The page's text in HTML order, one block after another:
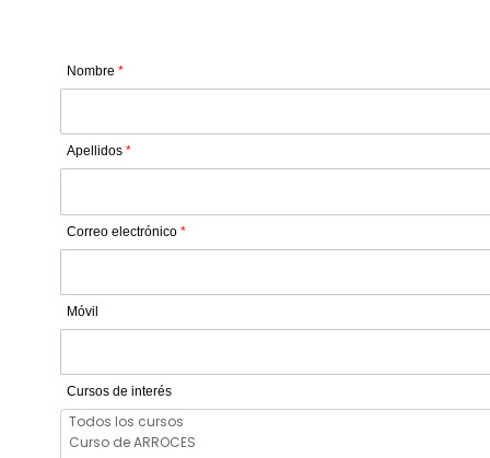
Nombre *
Apellidos *
Correo electrónico *
Móvil
Cursos de interés